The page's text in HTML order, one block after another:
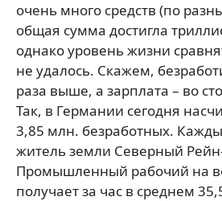
очень много средств (по
общая сумма достигла
однако уровень жизни
не удалось. Скажем,
раза выше, а зарплата – во
Так, в Германии сегодня
3,85 млн. безработных.
житель земли Северный
Промышленный рабочий на
получает за час в среднем